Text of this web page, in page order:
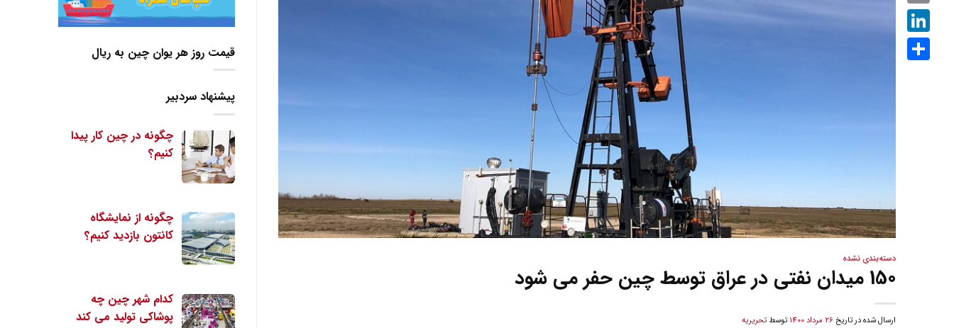
دسته‌بندی نشده
150 میدان نفتی در عراق توسط چین حفر می شود
ارسال شده در تاریخ 26 مرداد 1400 توسطتحریریه
قیمت روز هر یوان چین به ریال
پیشنهاد سردبیر
چگونه در چین کار پیدا
کنیم؟
چگونه از نمایشگاه
کانتون بازدید کنیم؟
کدام شهر چین چه
پوشاکی تولید می کند
Email
LinkedIn